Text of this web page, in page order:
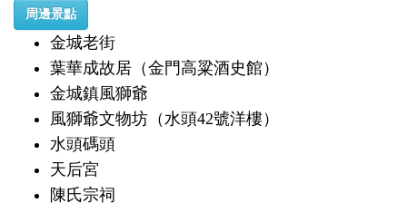
周邊景點
金城老街
葉華成故居（金門高粱酒史館）
金城鎮風獅爺
風獅爺文物坊（水頭42號洋樓）
水頭碼頭
天后宮
陳氏宗祠